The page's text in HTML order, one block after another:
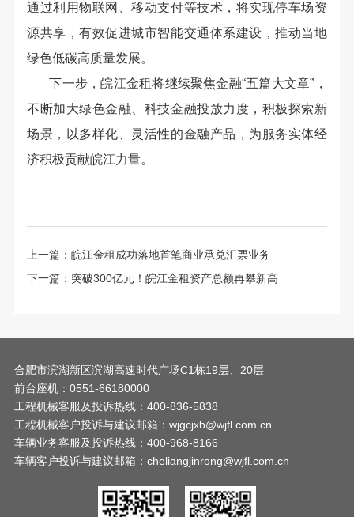
通过利用物联网、移动支付等技术，将实现停车场资
源共享，有效促进城市智能交通体系建设，推动当地
绿色低碳高质量发展。
下一步，皖江金租将继续聚焦金融“五篇大文章”，
不断加大绿色金融、科技金融投放力度，积极探索新
场景，以多样化、灵活性的金融产品，为服务实体经
济积极贡献皖江力量。
上一篇：皖江金租成功落地首笔商业承兑汇票业务
下一篇： 突破300亿元！皖江金租资产总额再攀新高
合肥市滨湖新区滨湖高速时代广场C1栋19层、20层
前台座机：0551-66180000
工程机械客服及投诉热线：400-836-5838
工程机械客户投诉与建议邮箱：wjgcjxb@wjfl.com.cn
车辆业务客服及投诉热线：400-968-8166
车辆客户投诉与建议邮箱：cheliangjinrong@wjfl.com.cn